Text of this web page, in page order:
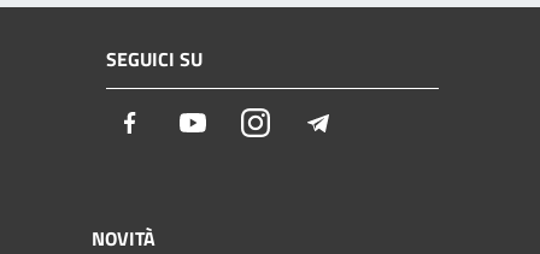
SEGUICI SU
Facebook YoutubeInstagram
NOVITÀ